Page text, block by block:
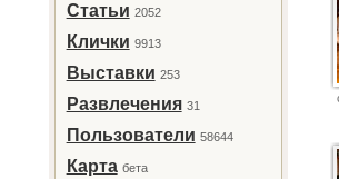
Статьи 2052
Клички 9913
Выставки 253
Развлечения 31
Пользователи 58644
Карта бета